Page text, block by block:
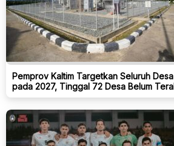
Pemprov Kaltim Targetkan Seluruh
pada 2027, Tinggal 72 Desa Belum